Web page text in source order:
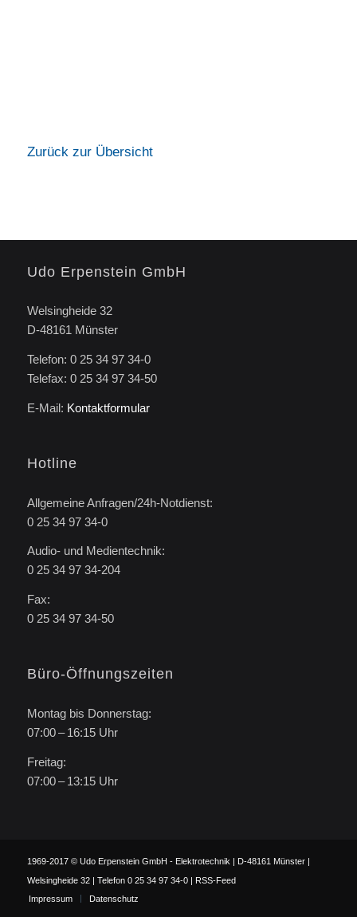
Zurück zur Übersicht
Udo Erpenstein GmbH
Welsingheide 32
D-48161 Münster
Telefon: 0 25 34 97 34-0
Telefax: 0 25 34 97 34-50
E-Mail: Kontaktformular
Hotline
Allgemeine Anfragen/24h-Notdienst:
0 25 34 97 34-0
Audio- und Medientechnik:
0 25 34 97 34-204
Fax:
0 25 34 97 34-50
Büro-Öffnungszeiten
Montag bis Donnerstag:
07:00 – 16:15 Uhr
Freitag:
07:00 – 13:15 Uhr
1969-2017 © Udo Erpenstein GmbH - Elektrotechnik | D-48161 Münster |
Welsingheide 32 | Telefon 0 25 34 97 34-0 |
RSS-Feed
Impressum
Datenschutz